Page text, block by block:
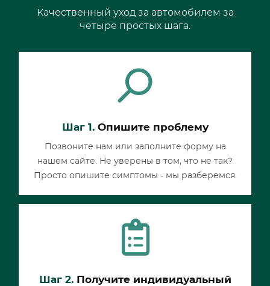
Качественный уход за автомобилем за
четыре простых шага.
Шаг 1.Опишите проблему
Позвоните нам или заполните форму на
нашем сайте. Не уверены в том, что не так?
Просто опишите симптомы - мы разберемся.
Шаг 2.Получите индивидуальный